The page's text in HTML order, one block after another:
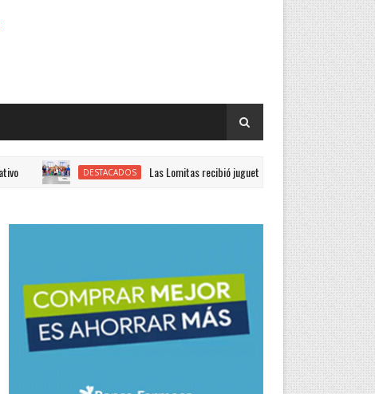
DESTACADOS Las Lomitas recibió juguetes enviados por el Gobierno